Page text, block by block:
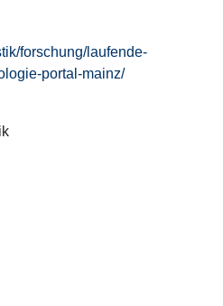
forschung/laufende-
portal-mainz/